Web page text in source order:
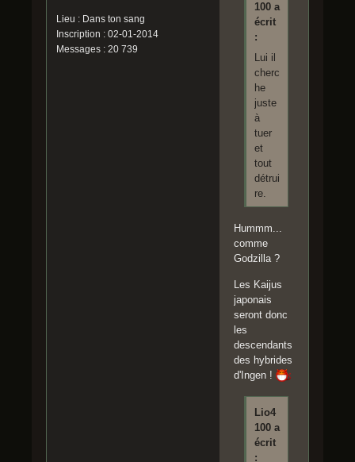
Lieu : Dans ton sang
Inscription : 02-01-2014
Messages : 20 739
100 a
écrit
:
Lui il
cherc
he
juste
à
tuer
et
tout
détrui
re.
Hummm...
comme
Godzilla ?
Les Kaijus
japonais
seront donc
les
descendants
des hybrides
d'Ingen !
Lio4
100 a
écrit
: